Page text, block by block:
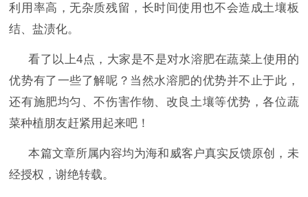
利用率高，无杂质残留，长时间使用也不会造成土壤板
结、盐渍化。
看了以上4点，大家是不是对水溶肥在蔬菜上使用的
优势有了一些了解呢？当然水溶肥的优势并不止于此，
还有施肥均匀、不伤害作物、改良土壤等优势，各位蔬
菜种植朋友赶紧用起来吧！
本篇文章所属内容均为海和威客户真实反馈原创，未
经授权，谢绝转载。